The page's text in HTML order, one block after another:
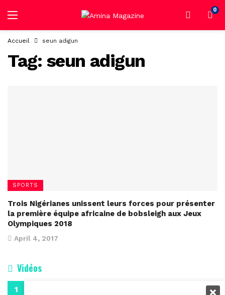
0
Accueil seun adigun
Tag: seun adigun
SPORTS
Trois Nigérianes unissent leurs forces pour présenter
la première équipe africaine de bobsleigh aux Jeux
Olympiques 2018
April 4, 2017
Vidéos